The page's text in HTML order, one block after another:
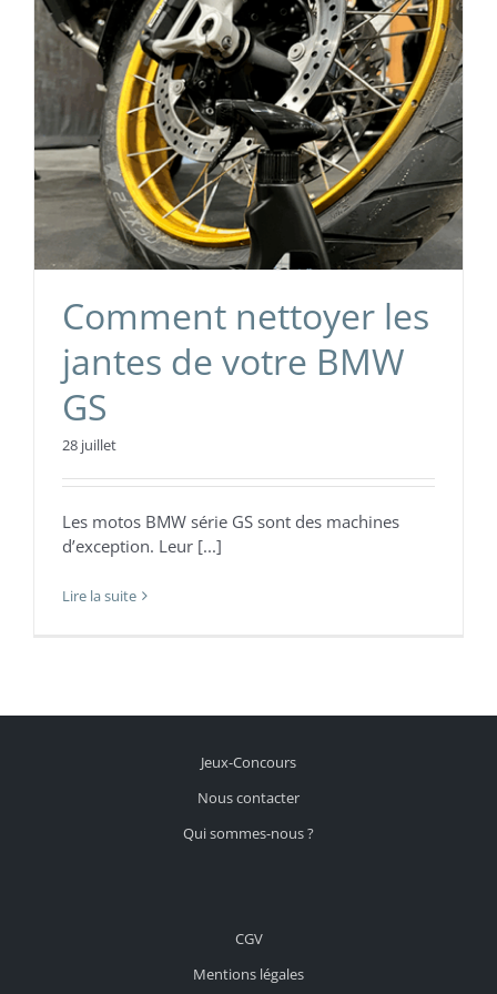
Comment nettoyer les
jantes de votre BMW
GS
28 juillet
Les motos BMW série GS sont des machines
d’exception. Leur [...]
Lire la suite
Jeux-Concours
Nous contacter
Qui sommes-nous ?
CGV
Mentions légales